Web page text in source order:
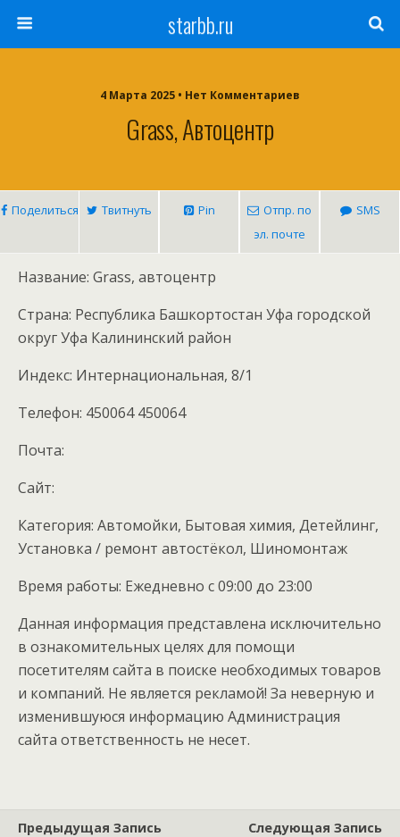
starbb.ru
4 Марта 2025 • Нет Комментариев
Grass, Автоцентр
Поделиться Твитнуть Pin
Отпр. по
эл. почте
SMS
Название: Grass, автоцентр
Страна: Республика Башкортостан Уфа городской
округ Уфа Калининский район
Индекс: Интернациональная, 8/1
Телефон: 450064 450064
Почта:
Cайт:
Категория: Автомойки, Бытовая химия, Детейлинг,
Установка / ремонт автостёкол, Шиномонтаж
Время работы: Ежедневно с 09:00 до 23:00
Данная информация представлена исключительно
в ознакомительных целях для помощи
посетителям сайта в поиске необходимых товаров
и компаний. Не является рекламой! За неверную и
изменившуюся информацию Администрация
сайта ответственность не несет.
Предыдущая Запись
Следующая Запись